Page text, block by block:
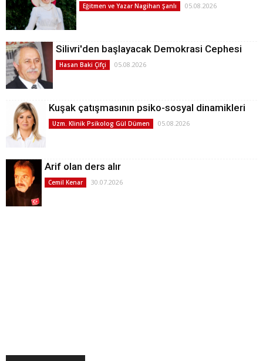
Eğitmen ve Yazar Nagihan Şanlı 05.08.2026
Silivri'den başlayacak Demokrasi Cephesi
Hasan Baki Çifçi 05.08.2026
Kuşak çatışmasının psiko-sosyal dinamikleri
Uzm. Klinik Psikolog Gül Dümen 05.08.2026
Arif olan ders alır
Cemil Kenar 30.07.2026